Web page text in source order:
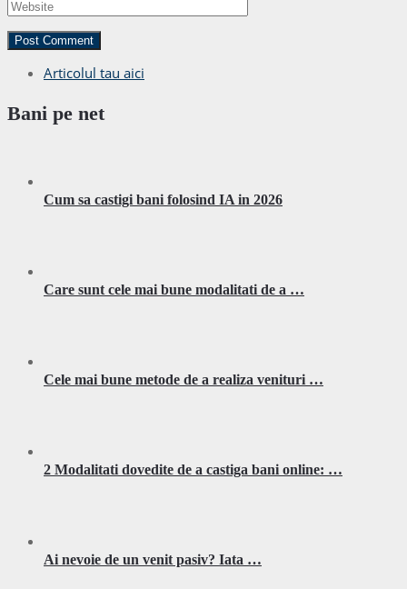
Articolul tau aici
Bani pe net
Cum sa castigi bani folosind IA in 2026
Care sunt cele mai bune modalitati de a …
Cele mai bune metode de a realiza venituri …
2 Modalitati dovedite de a castiga bani online: …
Ai nevoie de un venit pasiv? Iata …